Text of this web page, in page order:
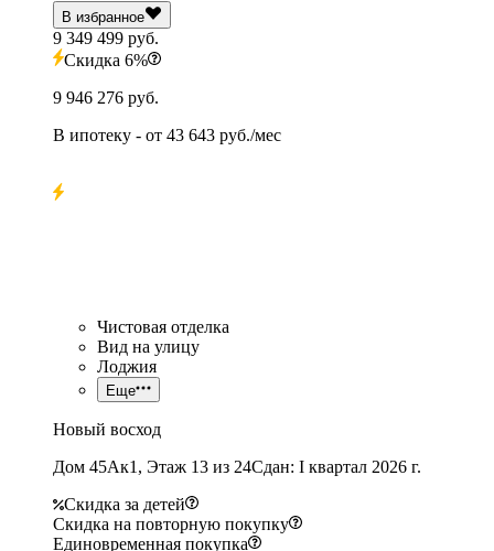
В избранное
9 349 499 руб.
Скидка 6%
9 946 276 руб.
В ипотеку - от 43 643 руб./мес
Чистовая отделка
Вид на улицу
Лоджия
Еще
Новый восход
Дом 45Ак1, Этаж 13 из 24Сдан: I квартал 2026 г.
Скидка за детей
Скидка на повторную покупку
Единовременная покупка